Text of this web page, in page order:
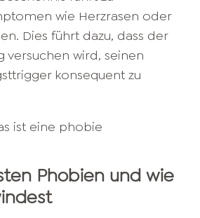
wie Herzrasen oder
Dies führt dazu, dass der
versuchen wird, seinen
konsequent zu
Phobien und wie